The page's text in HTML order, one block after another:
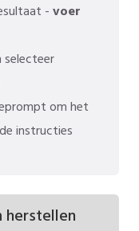
-voer
selecteer
om het
instructies